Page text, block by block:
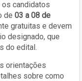
candidatos
de 03 a 08 de
gratuitas e devem
designado, que
do edital.
orientações
sobre como